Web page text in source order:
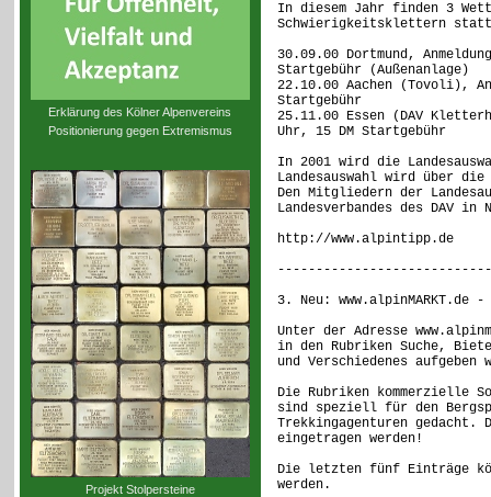
Erklärung des Kölner Alpenvereins
Positionierung gegen Extremismus
Projekt Stolpersteine
In diesem Jahr finden 3
Schwierigkeitsklettern
30.09.00 Dortmund,
Startgebühr (Außenanlage)
22.10.00 Aachen (Tovoli),
Startgebühr
25.11.00 Essen (DAV
Uhr, 15 DM Startgebühr
In 2001 wird die
Landesauswahl wird über
Den Mitgliedern der
Landesverbandes des DAV in
http://www.alpintipp.de
3. Neu:
Unter der Adresse
in den Rubriken Suche,
und Verschiedenes aufgeben
Die Rubriken kommerzielle
sind speziell für den
Trekkingagenturen gedacht.
eingetragen werden!
Die letzten fünf Einträge
werden.